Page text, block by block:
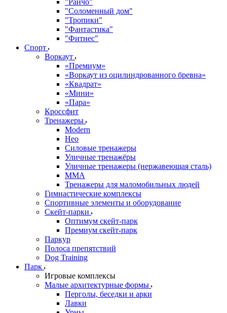
"Ранчо"
"Соломенный дом"
"Тропики"
"Фантастика"
"Фитнес"
Спорт
Воркаут
«Премиум»
«Воркаут из оцилиндрованного бревна»
«Квадрат»
«Мини»
«Пара»
Кроссфит
Тренажеры
Modern
Нео
Силовые тренажеры
Уличные тренажёры
Уличные тренажеры (нержавеющая сталь)
ММА
Тренажеры для маломобильных людей
Гимнастические комплексы
Спортивные элементы и оборудование
Скейт-парки
Оптимум скейт-парк
Премиум скейт-парк
Паркур
Полоса препятствий
Dog Training
Парк
Игровые комплексы
Малые архитектурные формы
Перголы, беседки и арки
Лавки